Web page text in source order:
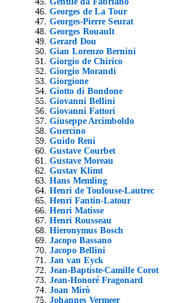
Georges de La Tour
Georges-Pierre Seurat
Georges Rouault
Gerard Dou
Gian Lorenzo Bernini
Giorgio de Chirico
Giorgio Morandi
Giorgione
Giotto di Bondone
Giovanni Bellini
Giovanni Fattori
Giuseppe Arcimboldo
Guercino
Guido Reni
Gustave Courbet
Gustave Moreau
Gustav Klimt
Hans Memling
Henri de Toulouse-Lautrec
Henri Fantin-Latour
Henri Matisse
Henri Rousseau
Hieronymus Bosch
Jacopo Bassano
Jacopo Bellini
Jan van Eyck
Jean-Baptiste-Camille Corot
Jean-Honoré Fragonard
Joan Mirò
Johannes Vermeer